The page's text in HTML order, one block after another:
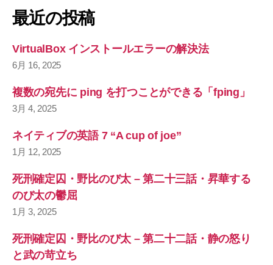
象
最近の投稿
VirtualBox インストールエラーの解決法
6月 16, 2025
複数の宛先に ping を打つことができる「fping」
3月 4, 2025
ネイティブの英語 7 “A cup of joe”
1月 12, 2025
死刑確定囚・野比のび太 – 第二十三話・昇華する
のび太の鬱屈
1月 3, 2025
死刑確定囚・野比のび太 – 第二十二話・静の怒り
と武の苛立ち